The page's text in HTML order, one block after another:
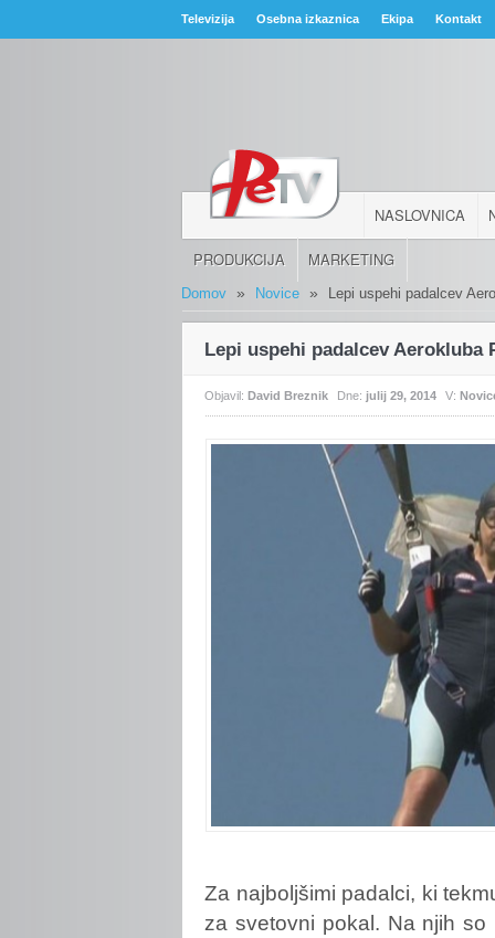
Televizija Osebna izkaznica Ekipa Kontakt
NASLOVNICA
PRODUKCIJA MARKETING
Domov » Novice » Lepi uspehi padalcev
Lepi uspehi padalcev Aerokluba
Objavil:David Breznik Dne: julij 29, 2014 V:
Za najboljšimi padalci, ki
za svetovni pokal. Na njih so